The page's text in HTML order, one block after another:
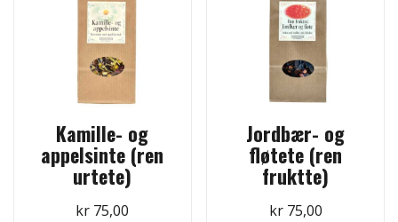
Kamille- og
appelsinte (ren
urtete)
kr 75,00
Jordbær- og
fløtete (ren
fruktte)
kr75,00